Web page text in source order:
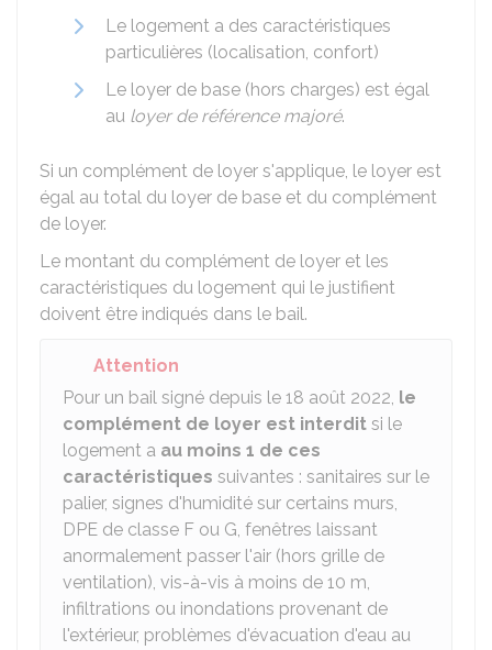
Le logement a des caractéristiques
particulières (localisation, confort)
Le loyer de base (hors charges) est égal
au loyer de référence majoré.
Si un complément de loyer s'applique, le loyer est
égal au total du loyer de base et du complément
de loyer.
Le montant du complément de loyer et les
caractéristiques du logement qui le justifient
doivent être indiqués dans le bail.
Attention
Pour un bail signé depuis le 18 août 2022, le
complément de loyer est interdit si le
logement a au moins 1 de ces
caractéristiques suivantes : sanitaires sur le
palier, signes d'humidité sur certains murs,
DPE de classe F ou G, fenêtres laissant
anormalement passer l'air (hors grille de
ventilation), vis-à-vis à moins de 10 m,
infiltrations ou inondations provenant de
l'extérieur, problèmes d'évacuation d'eau au